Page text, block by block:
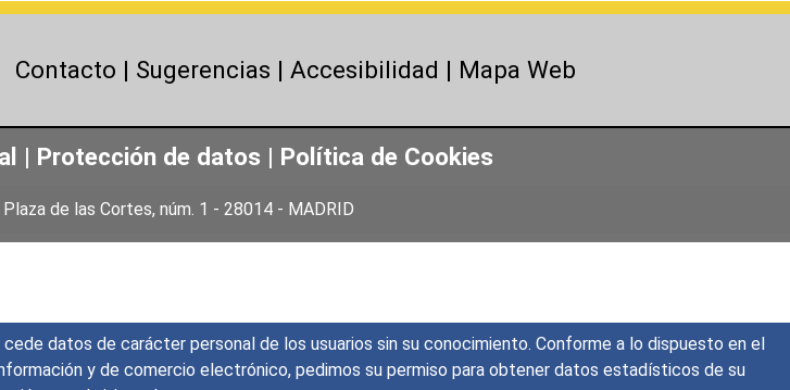
datos de carácter personal de los usuarios sin su conocimiento. Conforme a lo dispuesto en el
y de comercio electrónico, pedimos su permiso para obtener datos estadísticos de su
Contacto | Sugerencias | Accesibilidad | Mapa Web
| Protección de datos | Política de Cookies
de las Cortes, núm. 1 - 28014 - MADRID